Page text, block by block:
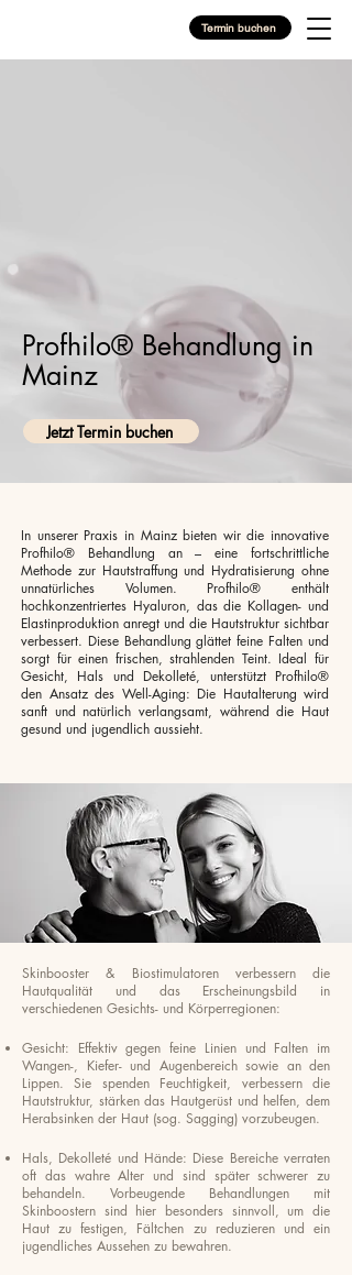
Termin buchen
Profhilo® Behandlung in
Mainz
Jetzt Termin buchen
In unserer Praxis in Mainz bieten wir die innovative
Profhilo® Behandlung an – eine fortschrittliche
Methode zur Hautstraffung und Hydratisierung ohne
unnatürliches Volumen. Profhilo® enthält
hochkonzentriertes Hyaluron, das die Kollagen- und
Elastinproduktion anregt und die Hautstruktur sichtbar
verbessert. Diese Behandlung glättet feine Falten und
sorgt für einen frischen, strahlenden Teint. Ideal für
Gesicht, Hals und Dekolleté, unterstützt Profhilo®
den Ansatz des Well-Aging: Die Hautalterung wird
sanft und natürlich verlangsamt, während die Haut
gesund und jugendlich aussieht.
Skinbooster & Biostimulatoren verbessern die
Hautqualität und das Erscheinungsbild in
verschiedenen Gesichts- und Körperregionen:
Gesicht: Effektiv gegen feine Linien und Falten im
Wangen-, Kiefer- und Augenbereich sowie an den
Lippen. Sie spenden Feuchtigkeit, verbessern die
Hautstruktur, stärken das Hautgerüst und helfen, dem
Herabsinken der Haut (sog. Sagging) vorzubeugen.
Hals, Dekolleté und Hände: Diese Bereiche verraten
oft das wahre Alter und sind später schwerer zu
behandeln. Vorbeugende Behandlungen mit
Skinboostern sind hier besonders sinnvoll, um die
Haut zu festigen, Fältchen zu reduzieren und ein
jugendliches Aussehen zu bewahren.